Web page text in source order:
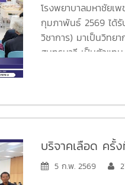
โรงพยาบาลมหาชัยเ
กุมภาพันธ์ 2569 ได้
วิชาการ) มาเป็นวิทย
สมุทรนาวี เป็นตัวแท
กิจกรรมจากผู้สูงอา
/ และกิจกรรมออกก
วันพุธ ที่ 8 เมษายน
บริจาคเลือด ครั้
5 ก.พ. 2569